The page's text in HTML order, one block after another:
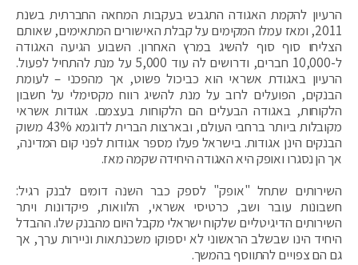
הרעיון להקמת האגודה התגבש בעקבות המחאה החברתית בשנת
2011, ומאז עמלו המקימים על קבלת האישורים המתאימים, שאותם
הצליחו סוף סוף להשיג במרץ האחרון. השבוע הגיעה האגודה
ל-10,000 חברים, ודרושים לה עוד 5,000 על מנת להתחיל לפעול.
הרעיון באגודת אשראי הוא כביכול פשוט, אך מהפכני – לעומת
הבנקים, הפועלים לרוב על מנת להשיג רווח מקסימלי על חשבון
הלקוחות, באגודה הבעלים הם הלקוחות בעצמם. אגודות אשראי
מקובלות ביותר ברחבי העולם, ובארצות הברית לדוגמא 43% משוק
הבנקים הינן אגודות. בישראל פעלו מספר אגודות לפני קום המדינה,
אך הן נסגרו ואופק היא האגודה היחידה שקמה מאז.
השירותים שתחל "אופק" לספק כבר השנה דומים לבנק רגיל:
חשבונות עובר ושב, כרטיסי אשראי, הלוואות, פיקדונות ויתר
השירותים הדיגיטליים שלקוח ישראלי מקבל היום מהבנק שלו. ההבדל
היחיד הינו שבשלב הראשוני לא יספוקו משכנתאות וניירות ערך, אך
גם הם צפויים להתווסף בהמשך.